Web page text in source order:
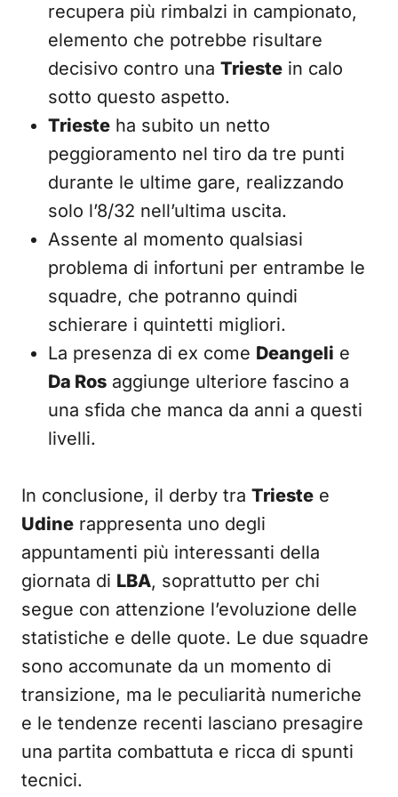
recupera più rimbalzi in campionato,
elemento che potrebbe risultare
decisivo contro una Trieste in calo
sotto questo aspetto.
Trieste ha subito un netto
peggioramento nel tiro da tre punti
durante le ultime gare, realizzando
solo l’8/32 nell’ultima uscita.
Assente al momento qualsiasi
problema di infortuni per entrambe le
squadre, che potranno quindi
schierare i quintetti migliori.
La presenza di ex come Deangeli e
Da Ros aggiunge ulteriore fascino a
una sfida che manca da anni a questi
livelli.
In conclusione, il derby tra Trieste e
Udine rappresenta uno degli
appuntamenti più interessanti della
giornata di LBA, soprattutto per chi
segue con attenzione l’evoluzione delle
statistiche e delle quote. Le due squadre
sono accomunate da un momento di
transizione, ma le peculiarità numeriche
e le tendenze recenti lasciano presagire
una partita combattuta e ricca di spunti
tecnici.